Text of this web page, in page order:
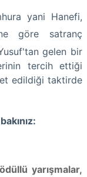
yani Hanefi,
göre satranç
gelen bir
tercih ettiği
edildiği taktirde
yarışmalar,